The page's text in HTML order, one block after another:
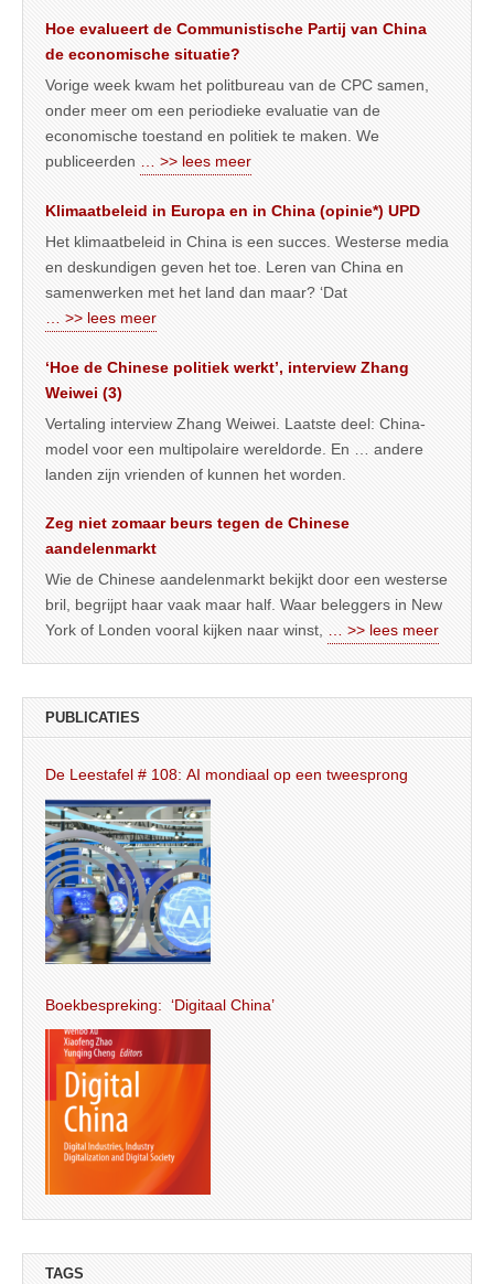
Hoe evalueert de Communistische Partij van China
de economische situatie?
Vorige week kwam het politbureau van de CPC samen,
onder meer om een periodieke evaluatie van de
economische toestand en politiek te maken. We
publiceerden
… >> lees meer
Klimaatbeleid in Europa en in China (opinie*) UPD
Het klimaatbeleid in China is een succes. Westerse media
en deskundigen geven het toe. Leren van China en
samenwerken met het land dan maar? ‘Dat
… >> lees meer
‘Hoe de Chinese politiek werkt’, interview Zhang
Weiwei (3)
Vertaling interview Zhang Weiwei. Laatste deel: China-
model voor een multipolaire wereldorde. En … andere
landen zijn vrienden of kunnen het worden.
Zeg niet zomaar beurs tegen de Chinese
aandelenmarkt
Wie de Chinese aandelenmarkt bekijkt door een westerse
bril, begrijpt haar vaak maar half. Waar beleggers in New
York of Londen vooral kijken naar winst,
… >> lees meer
PUBLICATIES
De Leestafel # 108: AI mondiaal op een tweesprong
Boekbespreking: ‘Digitaal China’
TAGS